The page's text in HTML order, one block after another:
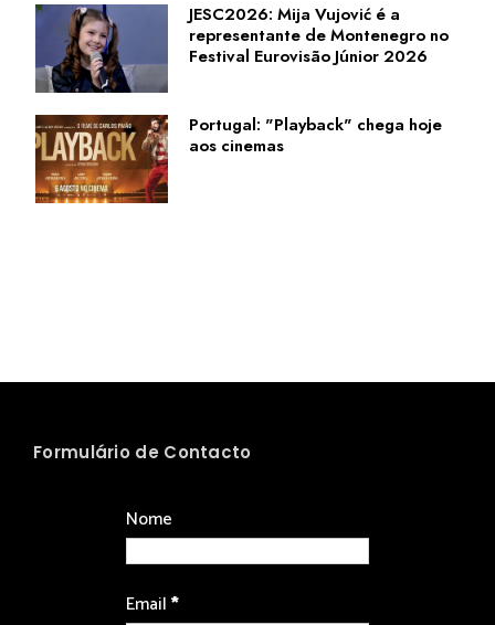
JESC2026: Mija Vujović é a
representante de Montenegro no
Festival Eurovisão Júnior 2026
Portugal: "Playback" chega hoje
aos cinemas
Formulário de Contacto
Nome
Email*